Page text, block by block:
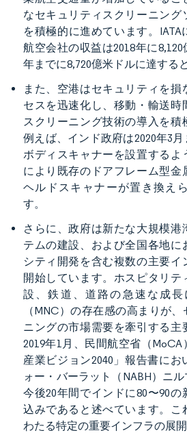
なセキュリティスクリーニング
を積極的に進めています。
航空会社の収益は2018年に
年までに8,720億米ドルに達する
また、空港はセキュリティを損
セスを迅速化し、移動・輸送時
スクリーニング技術の導入を積
例えば、インド政府は2020年3
ボディスキャナーを設置するよ
により既存のドアフレーム型金
ヘルドスキャナーが置き換え
す。
さらに、政府は新たな大規模港
テムの建設、および全国各地に
シティ開発を含む複数の主要イ
開始しています。ホスピタリテ
設、鉄道、道路の急速な成
（MNC）の存在感の高まりが
ニングの市場需要を牽引する主
2019年1月、民間航空省（
産業ビジョン2040」報告書にお
ォー・バーラット（NABH）ニル
今後20年間でインドに80〜90
込みであると述べています。こ
わたる特定の重要インフラの展開